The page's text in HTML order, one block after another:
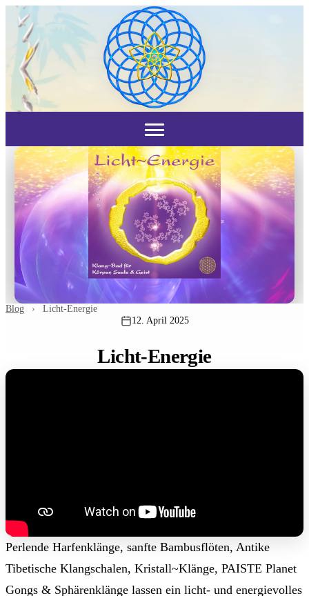
Blog › Licht-Energie
12. April 2025
Licht-Energie
Perlende Harfenklänge, sanfte Bambusflöten, Antike
Tibetische Klangschalen, Kristall~Klänge, PAISTE Planet
Gongs & Sphärenklänge lassen ein licht- und energievolles